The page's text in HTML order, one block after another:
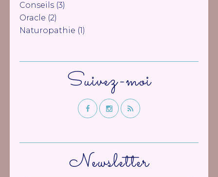
Newsletter
Conseils (3)
Oracle (2)
Naturopathie (1)
Suivez-moi